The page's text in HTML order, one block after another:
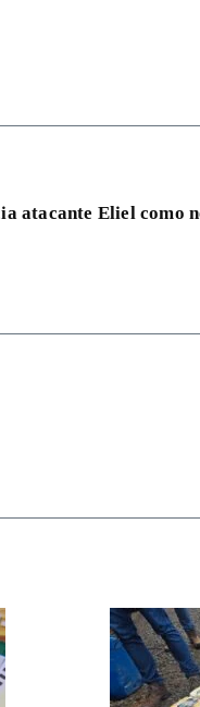
atacante Eliel como